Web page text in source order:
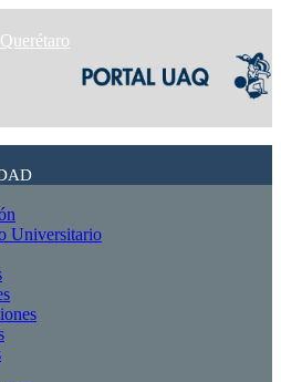
Universitario